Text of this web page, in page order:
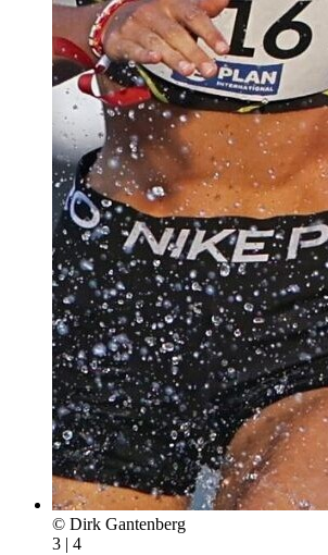
© Dirk Gantenberg
3 | 4